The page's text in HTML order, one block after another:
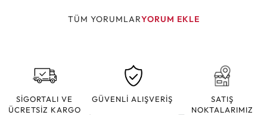
TÜM YORUMLARYORUM EKLE
SİGORTALI VE
ÜCRETSİZ KARGO
GÜVENLİ ALIŞVERİŞ
SATIŞ
NOKTALARIMIZ